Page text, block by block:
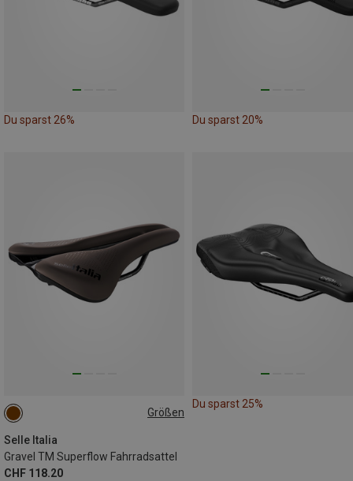
Du sparst 26% Du sparst 20%
Größen
Selle Italia
Gravel TM Superflow Fahrradsattel
CHF 118.20
L3
Du sparst 25%